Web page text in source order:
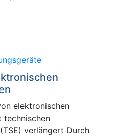
elektronischen
technischen
verlängert Durch